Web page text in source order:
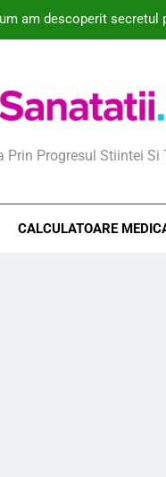
am descoperit secretul
Ce este loțiunea de
Prin Progresul Stiintei Si
CALCULATOARE